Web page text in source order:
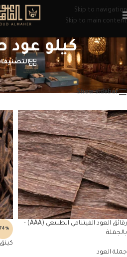
Skip to navigation
Skip to main content
كيلو عود
الرئيسية/منتجات تحت الوسم “كيلو عود
Show sidebar
رقائق العود الفيتنامي الطبيعي (AAA) –
بالجملة
جملة العود